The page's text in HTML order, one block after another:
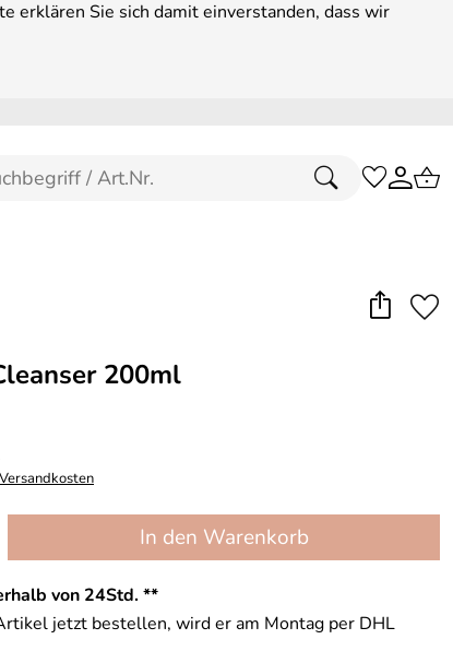
erklären Sie sich damit einverstanden, dass wir
200ml
Versandkosten
In den Warenkorb
von 24Std. **
jetzt bestellen, wird er am Montag per DHL